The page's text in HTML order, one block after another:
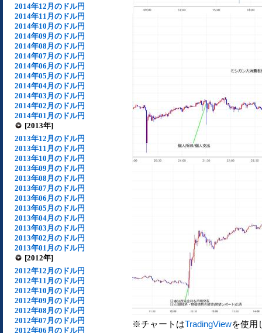
2014年12月のドル円
2014年11月のドル円
2014年10月のドル円
2014年09月のドル円
2014年08月のドル円
2014年07月のドル円
2014年06月のドル円
2014年05月のドル円
2014年04月のドル円
2014年03月のドル円
2014年02月のドル円
2014年01月のドル円
[2013年]
2013年12月のドル円
2013年11月のドル円
2013年10月のドル円
2013年09月のドル円
2013年08月のドル円
2013年07月のドル円
2013年06月のドル円
2013年05月のドル円
2013年04月のドル円
2013年03月のドル円
2013年02月のドル円
2013年01月のドル円
[2012年]
2012年12月のドル円
2012年11月のドル円
2012年10月のドル円
2012年09月のドル円
2012年08月のドル円
2012年07月のドル円
2012年06月のドル円
※チャートはTradingViewを使用